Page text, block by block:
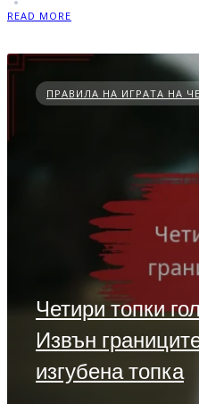
READ MORE
ПРАВИЛА НА ИГРАТА НА
Четири топки
Извън
изгубена топка